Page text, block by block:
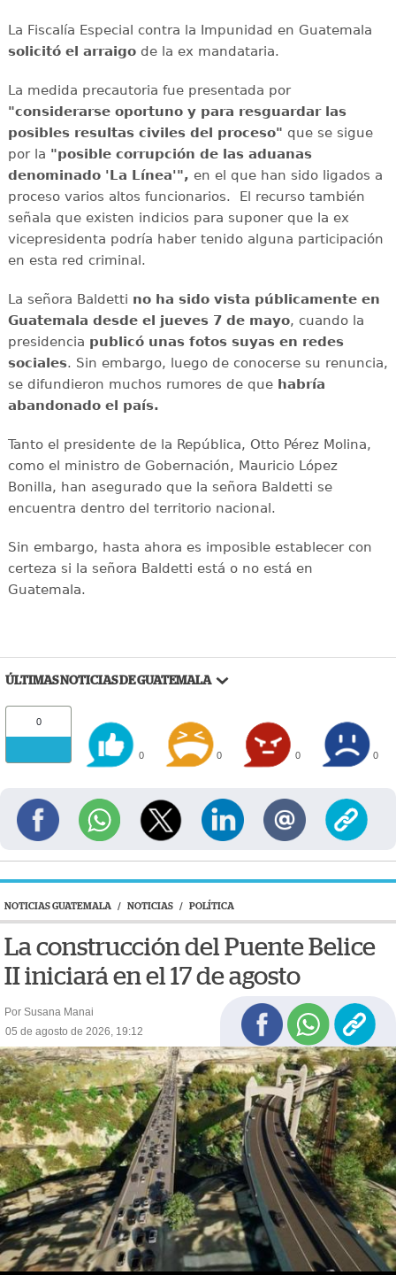
La Fiscalía Especial contra la Impunidad en Guatemala
solicitó el arraigode la ex mandataria.
La medida precautoria fue presentada por
"considerarse oportuno y para resguardar las
posibles resultas civiles del proceso" que se sigue
por la "posible corrupción de las aduanas
denominado 'La Línea'", en el que han sido ligados a
proceso varios altos funcionarios. El recurso también
señala que existen indicios para suponer que la ex
vicepresidenta podría haber tenido alguna participación
en esta red criminal.
La señora Baldetti no ha sido vista públicamente en
Guatemala desde el jueves 7 de mayo, cuando la
presidencia publicó unas fotos suyas en redes
sociales. Sin embargo, luego de conocerse su renuncia,
se difundieron muchos rumores de que habría
abandonado el país.
Tanto el presidente de la República, Otto Pérez Molina,
como el ministro de Gobernación, Mauricio López
Bonilla, han asegurado que la señora Baldetti se
encuentra dentro del territorio nacional.
Sin embargo, hasta ahora es imposible establecer con
certeza si la señora Baldetti está o no está en
Guatemala.
ÚLTIMAS NOTICIAS DE GUATEMALA
0
0 0 0 0
NOTICIAS GUATEMALA / NOTICIAS / POLÍTICA
La construcción del Puente Belice
II iniciará en el 17 de agosto
Por Susana Manai
05 de agosto de 2026, 19:12